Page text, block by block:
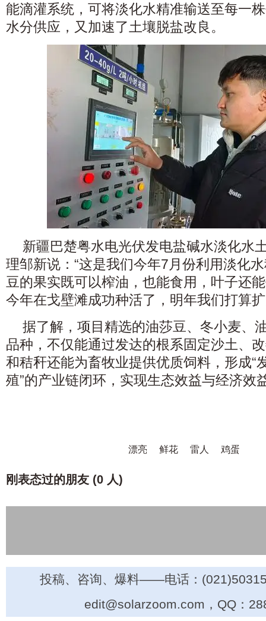
能滴灌系统，可将淡化水精准输送至每一
水分供应，又加速了土壤脱盐改良。
新疆巴楚粤水电光伏发电盐碱水淡化水
理邹新说：“这是我们今年7月份利用淡化
豆的果实既可以榨油，也能食用，叶子还
今年在戈壁滩成功种活了，明年我们打算
据了解，项目精选的油莎豆、冬小麦、
品种，不仅能通过发达的根系固定沙土、
和秸秆还能为畜牧业提供优质饲料，形成“
殖”的产业链闭环，实现生态效益与经济效
漂亮 鲜花 雷人 鸡蛋
刚表态过的朋友 (0 人)
投稿、咨询、爆料——电话：
edit@solarzoom.com，QQ：